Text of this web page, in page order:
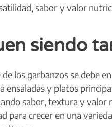
sabor y valor
siendo
los garbanzos se debe
ensaladas y platos
sabor, textura y valor
para crecer en una